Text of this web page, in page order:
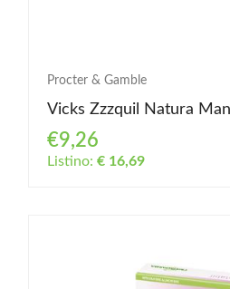
Procter & Gamble
Vicks Zzzquil Natura
€9,26
Listino: € 16,69